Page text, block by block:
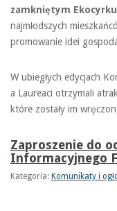
zamkniętym
najmłodszych
promowanie idei
W ubiegłych edycjach
a Laureaci otrzymali
które zostały im
Zaproszenie do
Informacyjnego
Kategoria: Komunikaty i